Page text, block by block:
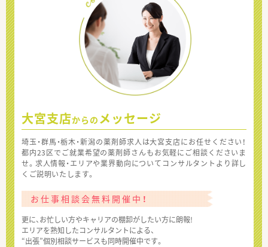
大宮支店からの メッセージ
埼玉・群馬・栃木・新潟の薬剤師求人は大宮支店にお任せください！
都内23区でご就業希望の薬剤師さんもお気軽にご相談くださいま
せ。求人情報・エリアや業界動向についてコンサルタントより詳し
くご説明いたします。
お仕事相談会無料開催中！
更に、お忙しい方やキャリアの棚卸がしたい方に朗報!
エリアを熟知したコンサルタントによる、
“出張”個別相談サービスも同時開催中です。